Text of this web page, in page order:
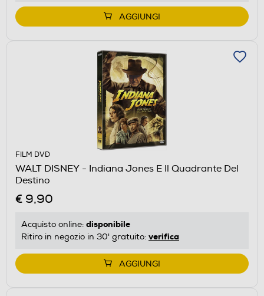
AGGIUNGI
FILM DVD
WALT DISNEY - Indiana Jones E Il Quadrante Del
Destino
€ 9,90
Acquisto online: disponibile
Ritiro in negozio in 30' gratuito: verifica
AGGIUNGI